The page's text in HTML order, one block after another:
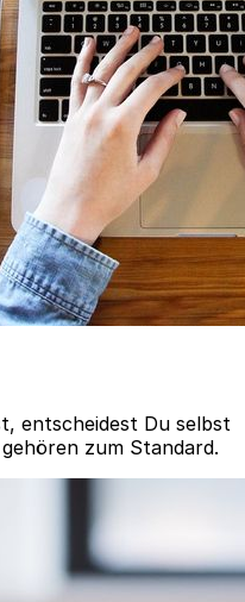
entscheidest Du selbst
zum Standard.